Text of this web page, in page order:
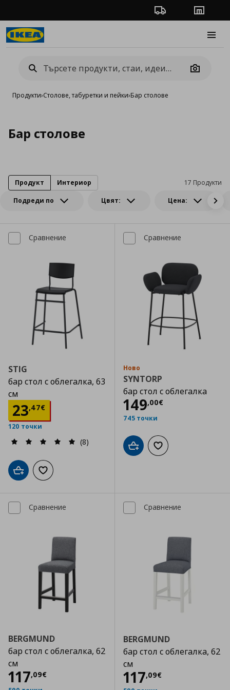
Проследяване на
Camera
Продукти›Столове, табуретки и пейки›Бар столове
Бар столове
Подреди по Цвят: Цена:
17 Продукти
Продукт Интериор
Сравнение
STIG
бар стол с облегалка, 63
см
23,47€
Цена
120 точки
(8)
Добави в кошницата
Добави към списъка с любими
Сравнение
Ново
SYNTORP
бар стол с облегалка
149,00€
Цена
745 точки
Добави в кошницата
Добави към
Сравнение
BERGMUND
бар стол с облегалка, 62
см
117,09€
Цена
Сравнение
BERGMUND
бар стол с облегалка, 62
см
117,09€
Цена